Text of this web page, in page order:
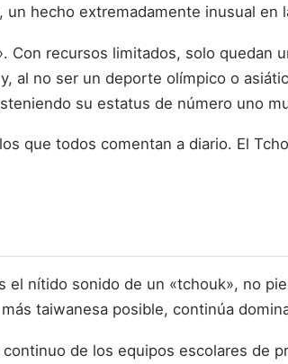
hecho extremadamente inusual
recursos limitados, solo quedan
al no ser un deporte olímpico o
su estatus de número uno
que todos comentan a diario. El
nítido sonido de un «tchouk», no
taiwanesa posible, continúa
de los equipos escolares de